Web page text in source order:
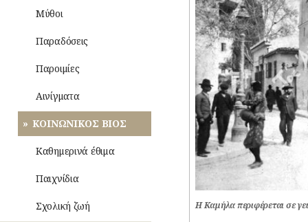
(ΟΛΥΜΠΙΣΜΟΣ)
ΡΑΔΙΟΦΩΝΟ
ΤΗΛΕΟΡΑΣΗ
ΦΩΤΟΓΡΑΦΙΑ
ΧΟΡΟΣ
ΤΥΠΟΣ
τέχνες
Μύθοι
Παραδόσεις
Παροιμίες
Αινίγματα
ΚΟΙΝΩΝΙΚΟΣ ΒΙΟΣ
Καθημερινά έθιμα
Παιχνίδια
Σχολική ζωή Η Καμήλα περιφέρεται σε